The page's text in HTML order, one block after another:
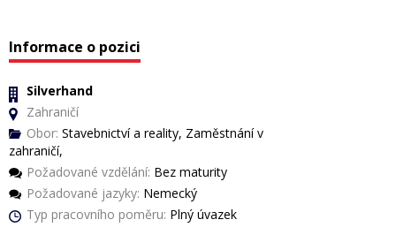
Informace o pozici
Silverhand
Zahraničí
Obor: Stavebnictví a reality, Zaměstnání v
zahraničí,
Požadované vzdělání: Bez maturity
Požadované jazyky: Nemecký
Typ pracovního poměru: Plný úvazek